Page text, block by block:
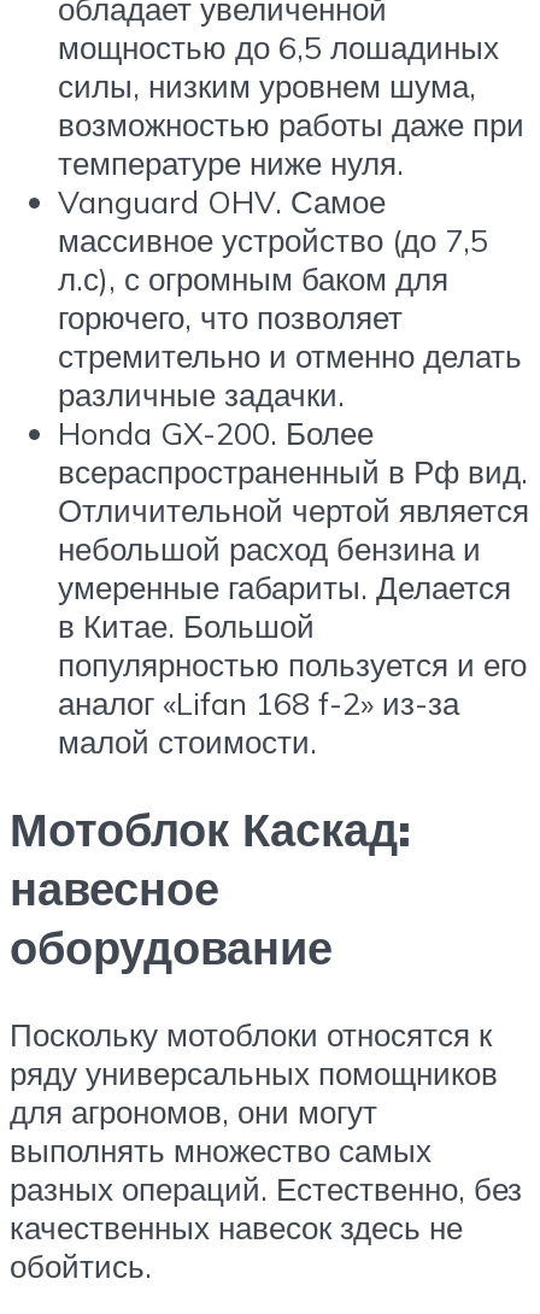
обладает увеличенной
мощностью до 6,5 лошадиных
силы, низким уровнем шума,
возможностью работы даже при
температуре ниже нуля.
Vanguard OHV. Самое
массивное устройство (до 7,5
л.с), с огромным баком для
горючего, что позволяет
стремительно и отменно делать
различные задачки.
Honda GX-200. Более
всераспространенный в Рф вид.
Отличительной чертой является
небольшой расход бензина и
умеренные габариты. Делается
в Китае. Большой
популярностью пользуется и его
аналог «Lifan 168 f-2» из-за
малой стоимости.
Мотоблок Каскад:
навесное
оборудование
Поскольку мотоблоки относятся к
ряду универсальных помощников
для агрономов, они могут
выполнять множество самых
разных операций. Естественно, без
качественных навесок здесь не
обойтись.